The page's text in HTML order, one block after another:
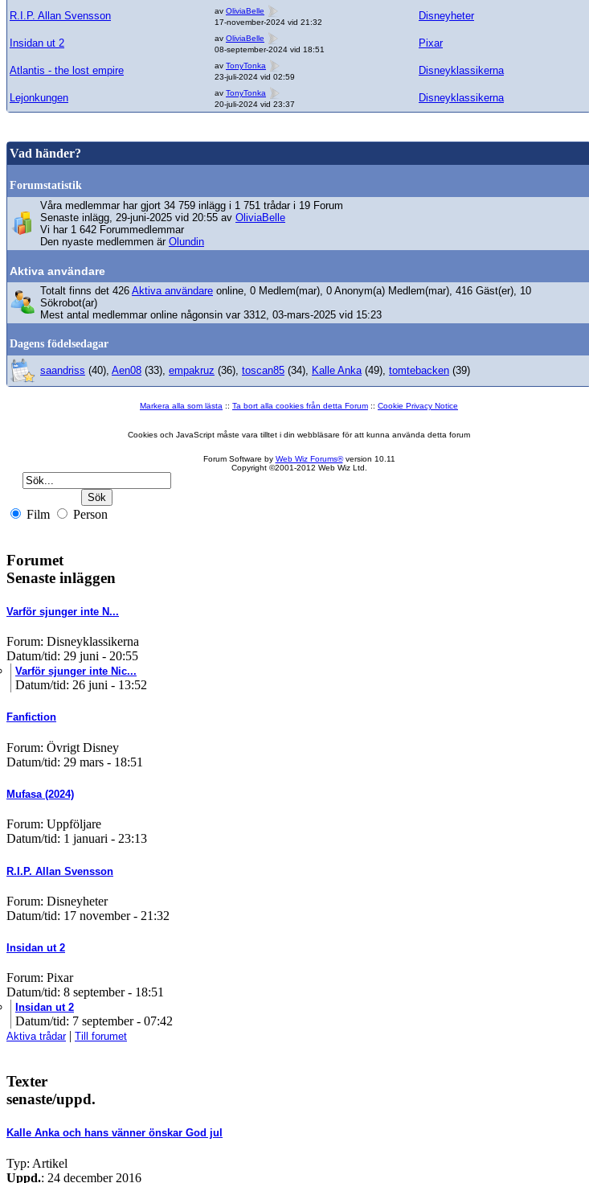
R.I.P. Allan Svensson av OliviaBelle
17-november-2024 vid 21:32
Disneyheter
Insidan ut 2 av OliviaBelle
08-september-2024 vid 18:51
Pixar
Atlantis - the lost empire av TonyTonka
23-juli-2024 vid 02:59
Disneyklassikerna
Lejonkungen av TonyTonka
20-juli-2024 vid 23:37
Disneyklassikerna
Vad händer?
Forumstatistik
Våra medlemmar har gjort 34 759 inlägg i 1 751 trådar i 19 Forum
Senaste inlägg, 29-juni-2025 vid 20:55 av OliviaBelle
Vi har 1 642 Forummedlemmar
Den nyaste medlemmen är Olundin
Aktiva användare
Totalt finns det 426 Aktiva användare online, 0 Medlem(mar), 0 Anonym(a) Medlem(mar), 416 Gäst(er), 10
Sökrobot(ar)
Mest antal medlemmar online någonsin var 3312, 03-mars-2025 vid 15:23
Dagens födelsedagar
saandriss (40), Aen08 (33), empakruz (36), toscan85 (34), Kalle Anka (49), tomtebacken (39)
Markera alla som lästa :: Ta bort alla cookies från detta Forum :: Cookie Privacy Notice
Cookies och JavaScript måste vara tilltet i din webbläsare för att kunna använda detta forum
Forum Software by Web Wiz Forums®version 10.11
Copyright ©2001-2012 Web Wiz Ltd.
Film Person
Forumet
Senaste inläggen
Varför sjunger inte N...
Forum: Disneyklassikerna
Datum/tid: 29 juni - 20:55
Varför sjunger inte Nic...
Datum/tid: 26 juni - 13:52
Fanfiction
Forum: Övrigt Disney
Datum/tid: 29 mars - 18:51
Mufasa (2024)
Forum: Uppföljare
Datum/tid: 1 januari - 23:13
R.I.P. Allan Svensson
Forum: Disneyheter
Datum/tid: 17 november - 21:32
Insidan ut 2
Forum: Pixar
Datum/tid: 8 september - 18:51
Insidan ut 2
Datum/tid: 7 september - 07:42
Aktiva trådar| Till forumet
Texter
senaste/uppd.
Kalle Anka och hans vänner önskar God jul
Typ: Artikel
Uppd.: 24 december 2016